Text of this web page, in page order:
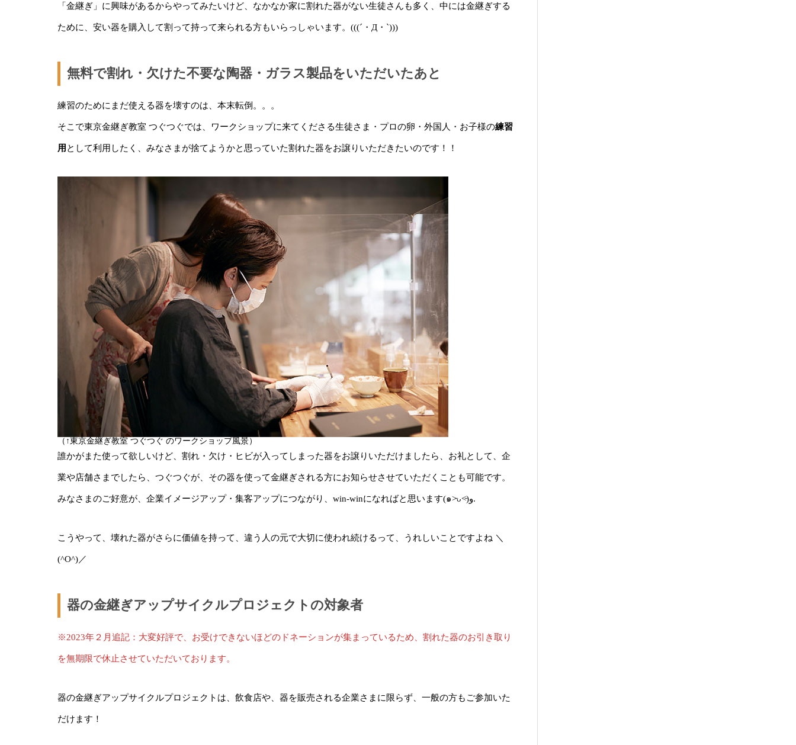
「金継ぎ」に興味があるからやってみたいけど、なかなか家に割れた器がない生徒さんも多く、中には金継ぎする
ために、安い器を購入して割って持って来られる方もいらっしゃいます。(((´・Д・`)))
無料で割れ・欠けた不要な陶器・ガラス製品をいただいたあと
練習のためにまだ使える器を壊すのは、本末転倒。。。
そこで東京金継ぎ教室 つぐつぐでは、ワークショップに来てくださる生徒さま・プロの卵・外国人・お子様の練習
用 として利用したく、みなさまが捨てようかと思っていた割れた器をお譲りいただきたいのです！！
（↑東京金継ぎ教室 つぐつぐ のワークショップ風景）
誰かがまた使って欲しいけど、割れ・欠け・ヒビが入ってしまった器をお譲りいただけましたら、お礼として、企
業や店舗さまでしたら、つぐつぐが、その器を使って金継ぎされる方にお知らせさせていただくことも可能です。
みなさまのご好意が、企業イメージアップ・集客アップにつながり、win-winになればと思います(๑˃̵ᴗ˂̵)و.
こうやって、壊れた器がさらに価値を持って、違う人の元で大切に使われ続けるって、うれしいことですよね ＼
(^O^)／
器の金継ぎアップサイクルプロジェクトの対象者
※2023年２月追記：大変好評で、お受けできないほどのドネーションが集まっているため、割れた器のお引き取り
を無期限で休止させていただいております。
器の金継ぎアップサイクルプロジェクトは、飲食店や、器を販売される企業さまに限らず、一般の方もご参加いた
だけます！